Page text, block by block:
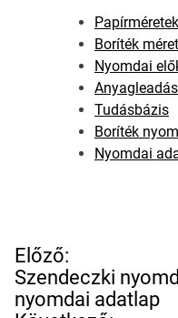
Papírméretek
Boríték
Nyomdai
Tudásbázis
Boríték
Nyomdai
B
e
j
Előző:
Szendeczki
nyomdai adatlap